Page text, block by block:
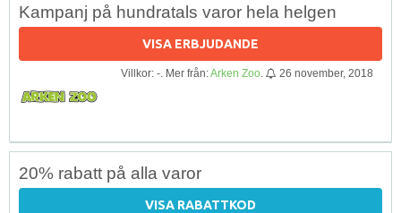
Kampanj på hundratals varor hela helgen
VISA ERBJUDANDE
Villkor: -. Mer från:Arken Zoo 26 november, 2018
20% rabatt på alla varor
VISA RABATTKOD